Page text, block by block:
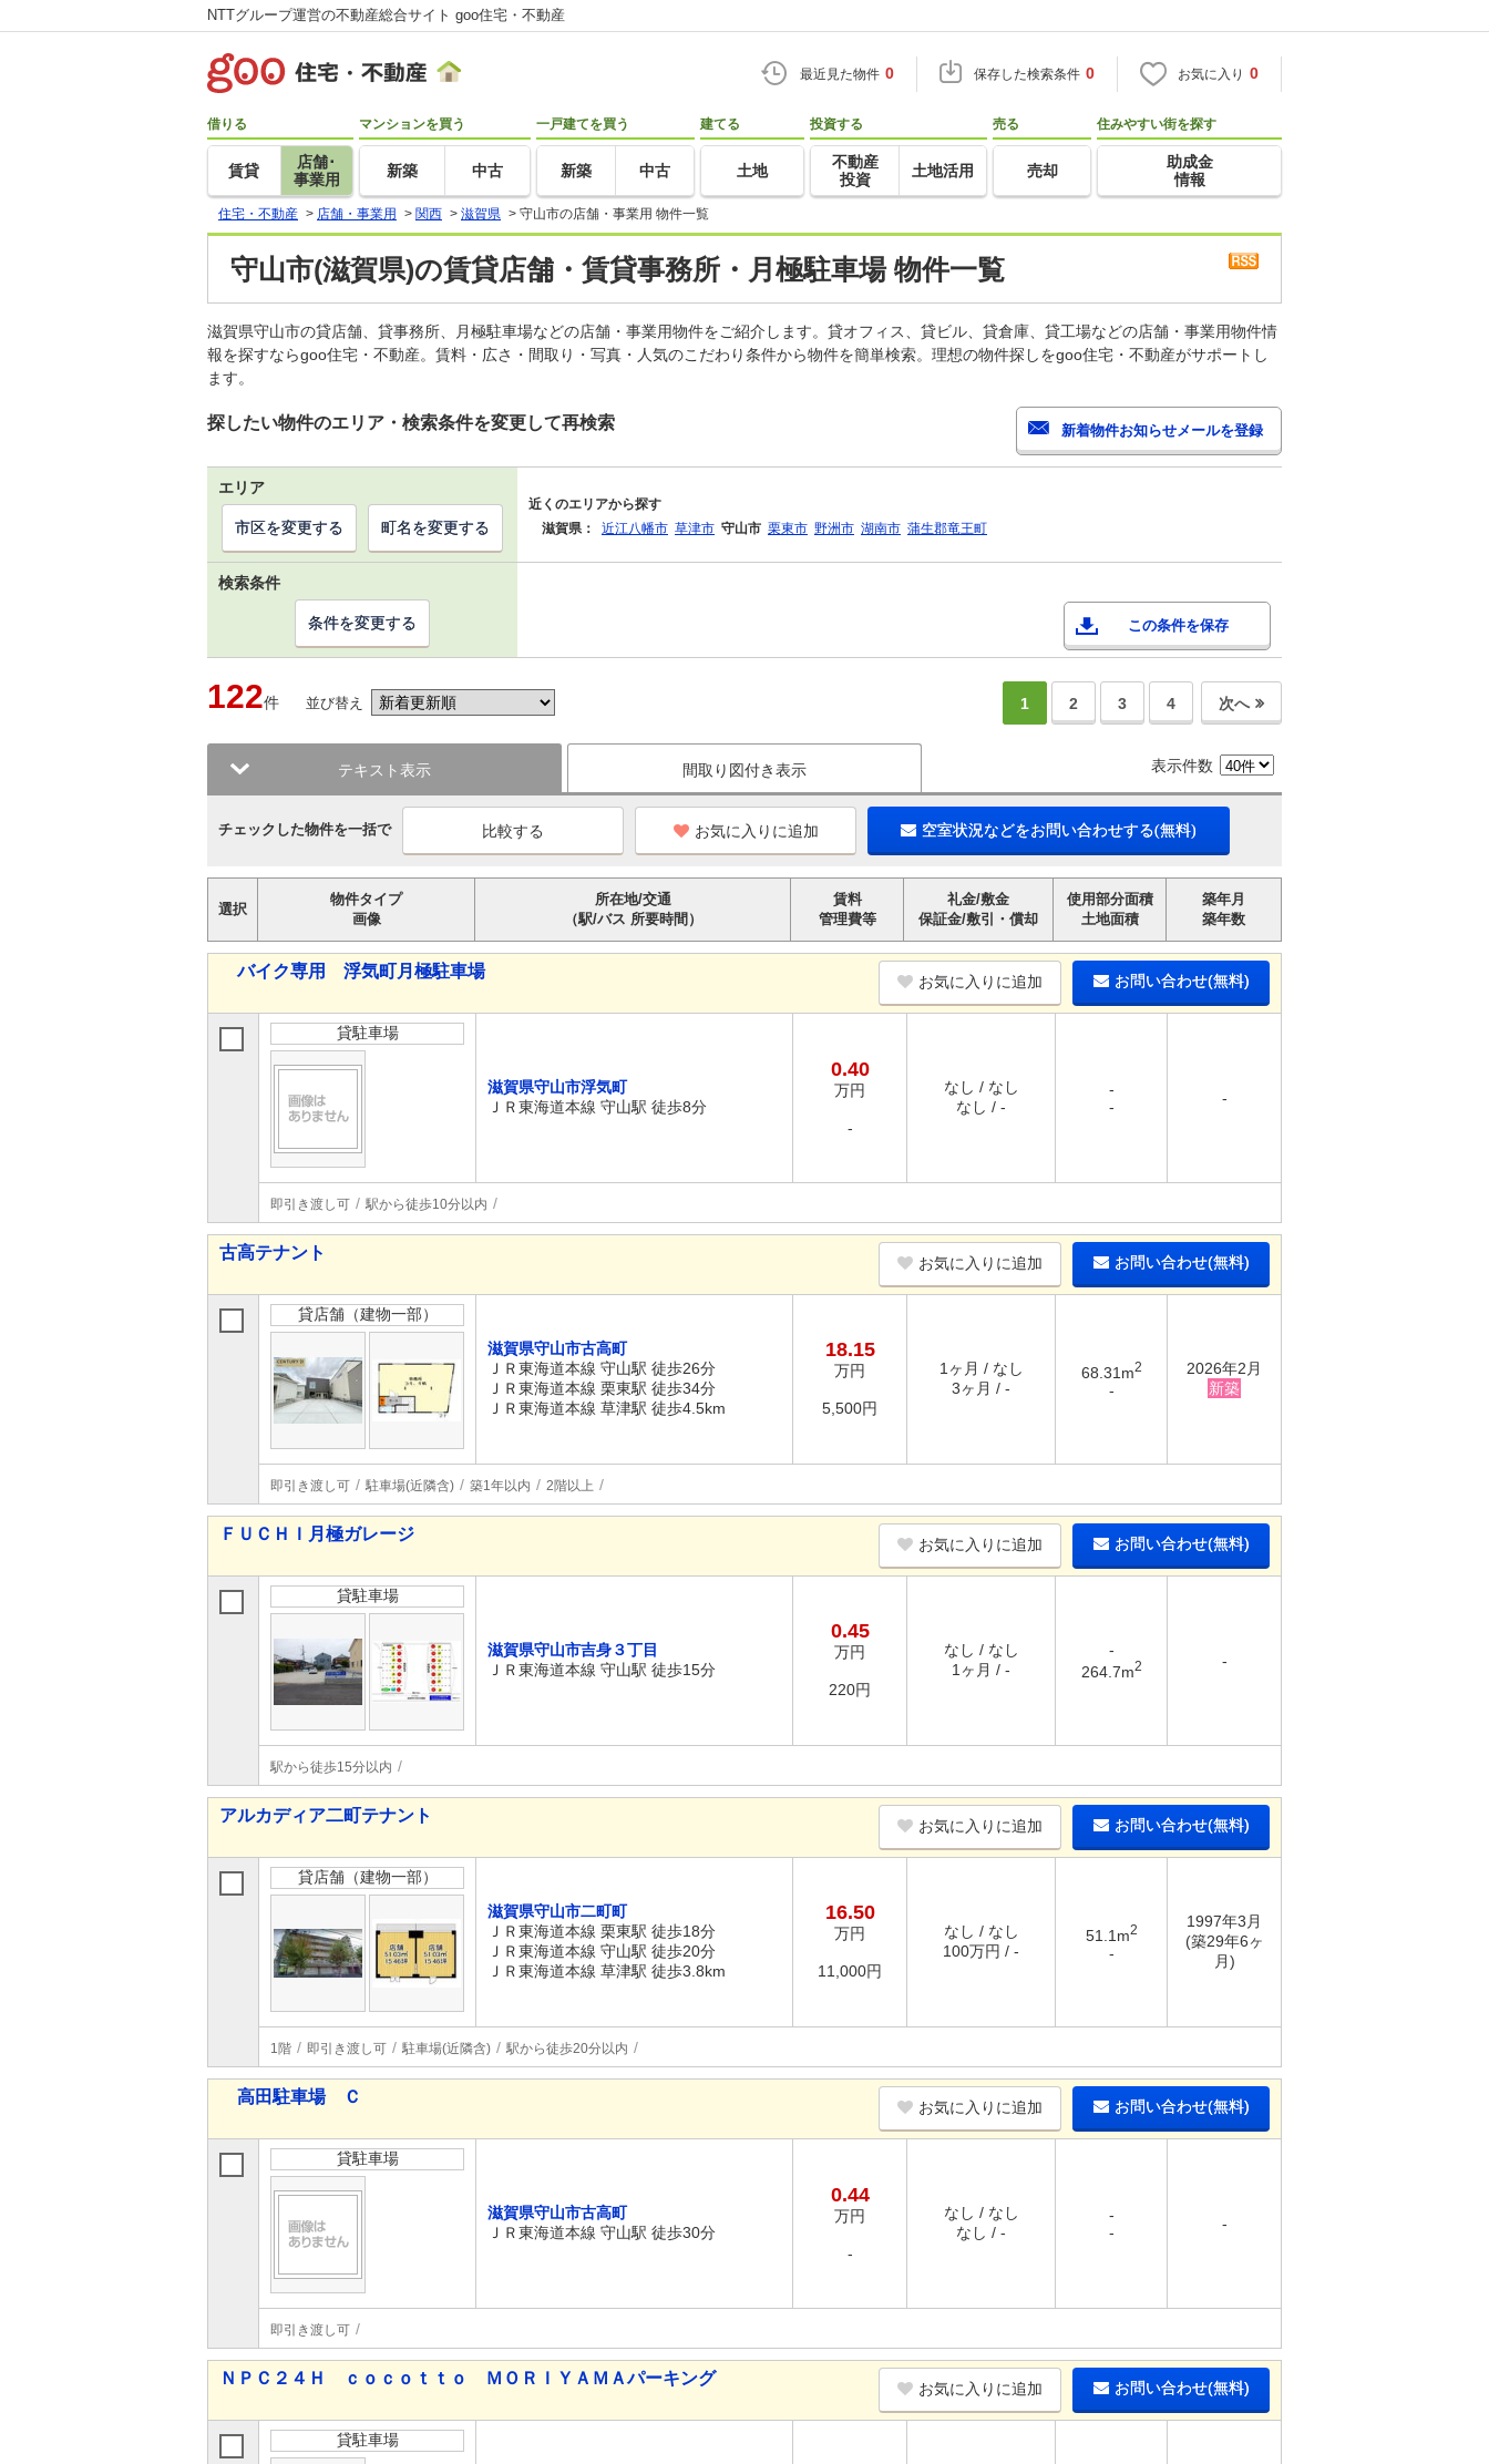
NTTグループ運営の不動産総合サイト goo住宅・不動産
最近見た物件 0 保存した検索条件 0 お気に入り 0
借りる
賃貸
店舗･
事業用
マンションを買う
新築 中古
一戸建てを買う
新築 中古
建てる
土地
投資する
不動産
投資
土地活用
売る
売却
住みやすい街を探す
助成金
情報
住宅・不動産 > 店舗・事業用 > 関西 > 滋賀県 > 守山市の店舗・事業用 物件一覧
守山市(滋賀県)の賃貸店舗・賃貸事務所・月極駐車場 物件一覧
滋賀県守山市の貸店舗、貸事務所、月極駐車場などの店舗・事業用物件をご紹介します。貸オフィス、貸ビル、貸倉庫、貸工場などの店舗・事業用物件情
報を探すならgoo住宅・不動産。賃料・広さ・間取り・写真・人気のこだわり条件から物件を簡単検索。理想の物件探しをgoo住宅・不動産がサポートし
ます。
探したい物件のエリア・検索条件を変更して再検索
エリア
近くのエリアから探す
滋賀県：
近江八幡市 草津市 守山市 栗東市 野洲市 湖南市 蒲生郡竜王町
市区を変更する 町名を変更する
検索条件
この条件を保存
条件を変更する
122件 並び替え 1 2 3 4 次へ
テキスト表示 間取り図付き表示 表示件数
チェックした物件を一括で お気に入りに追加 空室状況などをお問い合わせする(無料)
選択
物件タイプ
画像
所在地/交通
（駅/バス 所要時間）
賃料
管理費等
礼金/敷金
保証金/敷引・償却
使用部分面積
土地面積
築年月
築年数
バイク専用 浮気町月極駐車場
お気に入りに追加 お問い合わせ(無料)
貸駐車場
滋賀県守山市浮気町
ＪＲ東海道本線 守山駅 徒歩8分
0.40
万円
-
なし / なし
なし / -
-
-
-
即引き渡し可 駅から徒歩10分以内
古高テナント
お気に入りに追加 お問い合わせ(無料)
貸店舗（建物一部）
滋賀県守山市古高町
ＪＲ東海道本線 守山駅 徒歩26分
ＪＲ東海道本線 栗東駅 徒歩34分
ＪＲ東海道本線 草津駅 徒歩4.5km
18.15
万円
5,500円
1ヶ月 / なし
3ヶ月 / -
68.31m2
-
2026年2月
新築
即引き渡し可 駐車場(近隣含) 築1年以内 2階以上
ＦＵＣＨＩ月極ガレージ
お気に入りに追加 お問い合わせ(無料)
貸駐車場
滋賀県守山市吉身３丁目
ＪＲ東海道本線 守山駅 徒歩15分
0.45
万円
220円
なし / なし
1ヶ月 / -
-
264.7m2 -
駅から徒歩15分以内
アルカディア二町テナント
お気に入りに追加 お問い合わせ(無料)
貸店舗（建物一部）
滋賀県守山市二町町
ＪＲ東海道本線 栗東駅 徒歩18分
ＪＲ東海道本線 守山駅 徒歩20分
ＪＲ東海道本線 草津駅 徒歩3.8km
16.50
万円
11,000円
なし / なし
100万円 / -
51.1m2
-
1997年3月
(築29年6ヶ
月)
1階 即引き渡し可 駐車場(近隣含) 駅から徒歩20分以内
高田駐車場 Ｃ
お気に入りに追加 お問い合わせ(無料)
貸駐車場
滋賀県守山市古高町
ＪＲ東海道本線 守山駅 徒歩30分
0.44
万円
-
なし / なし
なし / -
-
-
-
即引き渡し可
ＮＰＣ２４Ｈ ｃｏｃｏｔｔｏ ＭＯＲＩＹＡＭＡパーキング
お気に入りに追加 お問い合わせ(無料)
貸駐車場